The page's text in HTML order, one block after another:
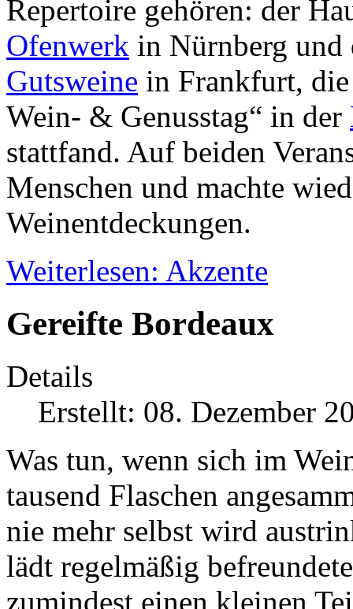
Repertoire gehören: der
Ofenwerk in Nürnberg und
Gutsweine in Frankfurt,
Wein- & Genusstag“ in der
stattfand. Auf beiden
Menschen und machte
Weinentdeckungen.
Weiterlesen: Akzente
Gereifte Bordeaux
Details
Erstellt: 08. Dezember
Was tun, wenn sich im
tausend Flaschen
nie mehr selbst wird
lädt regelmäßig
zumindest einen kleinen